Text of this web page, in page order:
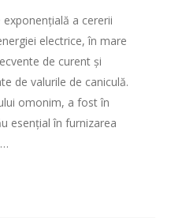
a cererii
electrice, în mare
de curent și
de valurile de caniculă.
omonim, a fost în
esențial în furnizarea